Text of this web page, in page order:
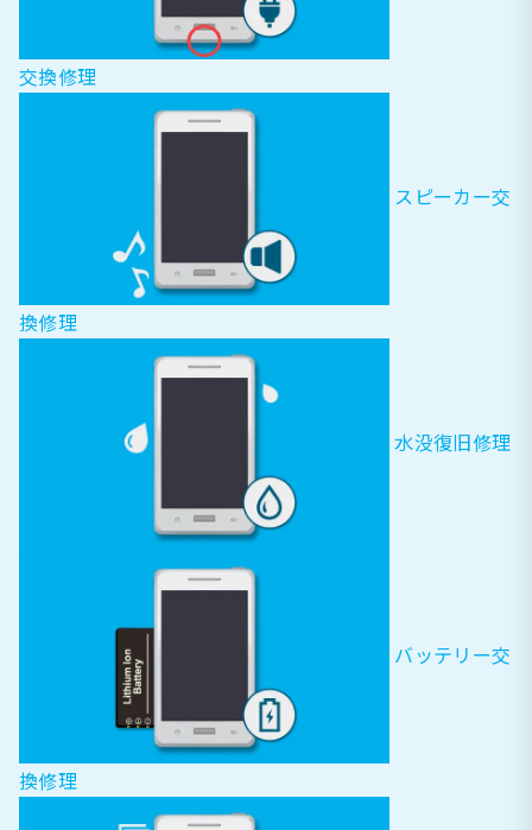
交換修理
スピーカー交
換修理
水没復旧修理
バッテリー交
換修理